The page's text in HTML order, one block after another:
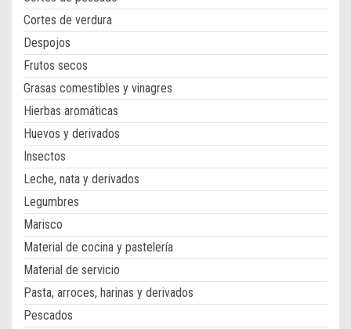
Cortes de verdura
Despojos
Frutos secos
Grasas comestibles y vinagres
Hierbas aromáticas
Huevos y derivados
Insectos
Leche, nata y derivados
Legumbres
Marisco
Material de cocina y pastelería
Material de servicio
Pasta, arroces, harinas y derivados
Pescados